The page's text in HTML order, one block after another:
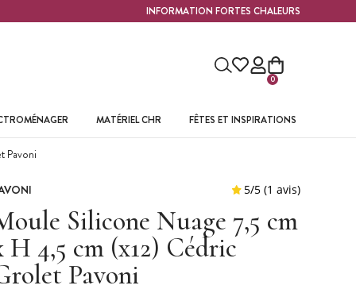
INFORMATION FORTES CHALEURS
0
MATÉRIEL CHR FÊTES ET INSPIRATIONS
Pavoni
Silicone Nuage 7,5 cm
H 4,5 cm (x12) Cédric
Pavoni